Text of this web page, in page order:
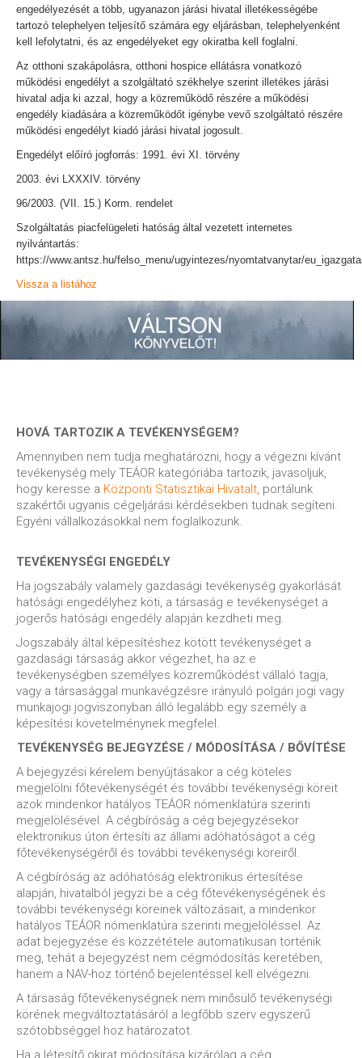
engedélyezését a több, ugyanazon járási hivatal illetékességébe
tartozó telephelyen teljesítő számára egy eljárásban, telephelyenként
kell lefolytatni, és az engedélyeket egy okiratba kell foglalni.
Az otthoni szakápolásra, otthoni hospice ellátásra vonatkozó
működési engedélyt a szolgáltató székhelye szerint illetékes járási
hivatal adja ki azzal, hogy a közreműködő részére a működési
engedély kiadására a közreműködőt igénybe vevő szolgáltató részére
működési engedélyt kiadó járási hivatal jogosult.
Engedélyt előíró jogforrás: 1991. évi XI. törvény
2003. évi LXXXIV. törvény
96/2003. (VII. 15.) Korm. rendelet
Szolgáltatás piacfelügeleti hatóság által vezetett internetes
nyilvántartás:
https://www.antsz.hu/felso_menu/ugyintezes/nyomtatvanytar/
Vissza a listához
HOVÁ TARTOZIK A TEVÉKENYSÉGEM?
Amennyiben nem tudja meghatározni, hogy a végezni kívánt
tevékenység mely TEÁOR kategóriába tartozik, javasoljuk,
hogy keresse a Központi Statisztikai Hivatalt , portálunk
szakértői ugyanis cégeljárási kérdésekben tudnak segíteni.
Egyéni vállalkozásokkal nem foglalkozunk.
TEVÉKENYSÉGI ENGEDÉLY
Ha jogszabály valamely gazdasági tevékenység gyakorlását
hatósági engedélyhez köti, a társaság e tevékenységet a
jogerős hatósági engedély alapján kezdheti meg.
Jogszabály által képesítéshez kötött tevékenységet a
gazdasági társaság akkor végezhet, ha az e
tevékenységben személyes közreműködést vállaló tagja,
vagy a társasággal munkavégzésre irányuló polgári jogi vagy
munkajogi jogviszonyban álló legalább egy személy a
képesítési követelménynek megfelel.
TEVÉKENYSÉG BEJEGYZÉSE / MÓDOSÍTÁSA / BŐVÍTÉSE
A bejegyzési kérelem benyújtásakor a cég köteles
megjelölni főtevékenységét és további tevékenységi köreit
azok mindenkor hatályos TEÁOR nómenklatúra szerinti
megjelölésével. A cégbíróság a cég bejegyzésekor
elektronikus úton értesíti az állami adóhatóságot a cég
főtevékenységéről és további tevékenységi köreiről.
A cégbíróság az adóhatóság elektronikus értesítése
alapján, hivatalból jegyzi be a cég főtevékenységének és
további tevékenységi köreinek változásait, a mindenkor
hatályos TEÁOR nómenklatúra szerinti megjelöléssel. Az
adat bejegyzése és közzététele automatikusan történik
meg, tehát a bejegyzést nem cégmódosítás keretében,
hanem a NAV-hoz történő bejelentéssel kell elvégezni.
A társaság főtevékenységnek nem minősülő tevékenységi
körének megváltoztatásáról a legfőbb szerv egyszerű
szótöbbséggel hoz határozatot.
Ha a létesítő okirat módosítása kizárólag a cég